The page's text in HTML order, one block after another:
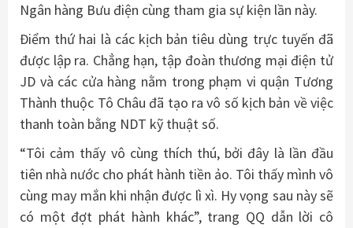
Ngân hàng Bưu điện cùng tham gia sự kiện lần này.
Điểm thứ hai là các kịch bản tiêu dùng trực tuyến đã
được lập ra. Chẳng hạn, tập đoàn thương mại điện tử
JD và các cửa hàng nằm trong phạm vi quận Tương
Thành thuộc Tô Châu đã tạo ra vô số kịch bản về việc
thanh toàn bằng NDT kỹ thuật số.
“Tôi cảm thấy vô cùng thích thú, bởi đây là lần đầu
tiên nhà nước cho phát hành tiền ảo. Tôi thấy mình vô
cùng may mắn khi nhận được lì xì. Hy vọng sau này sẽ
có một đợt phát hành khác”, trang QQ dẫn lời cô